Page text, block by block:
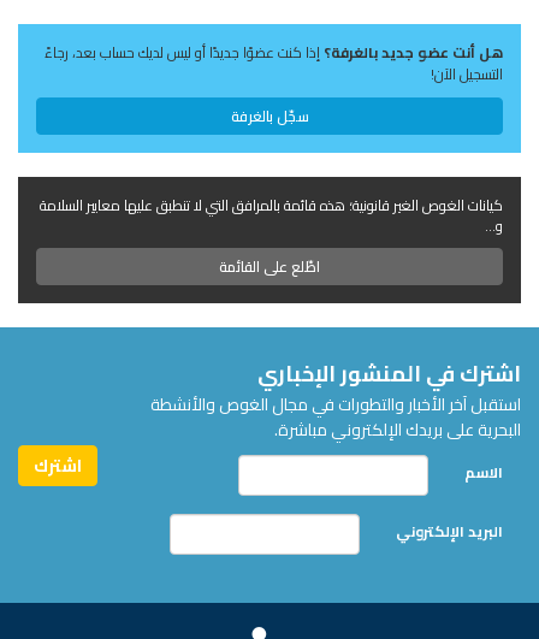
هل أنت عضو جديد بالغرفة؟إذا كنت عضوًا جديدًا أو ليس لديك حساب بعد، رجاءً
التسجيل الآن!
سجّل بالغرفة
كيانات الغوص الغير قانونية؛ هذه قائمة بالمرافق التي لا تنطبق عليها معايير السلامة
و...
اطّلع على القائمة
اشترك في المنشور الإخباري
استقبل آخر الأخبار والتطورات في مجال الغوص والأنشطة
البحرية على بريدك الإلكتروني مباشرة.
الاسم
البريد الإلكتروني